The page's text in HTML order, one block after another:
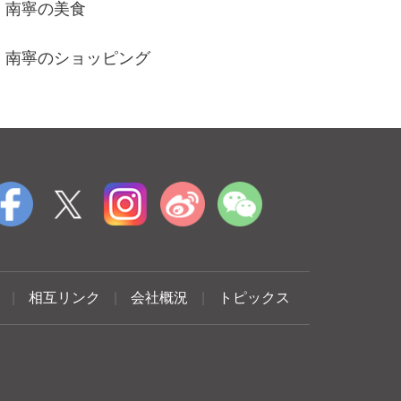
南寧の美食
南寧のショッピング
相互リンク 会社概況 トピックス